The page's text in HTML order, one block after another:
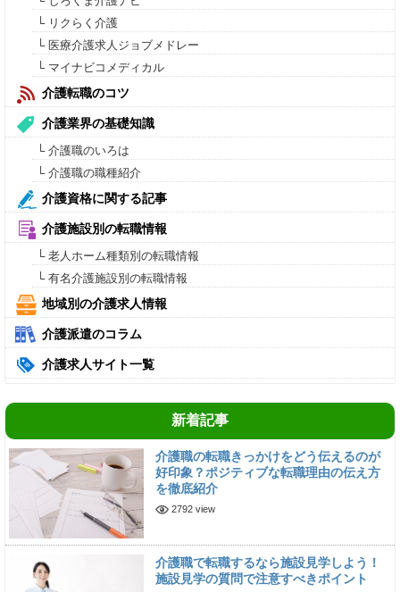
└ リクらく介護
└ 医療介護求人ジョブメドレー
└ マイナビコメディカル
介護転職のコツ
介護業界の基礎知識
└ 介護職のいろは
└ 介護職の職種紹介
介護資格に関する記事
介護施設別の転職情報
└ 老人ホーム種類別の転職情報
└ 有名介護施設別の転職情報
地域別の介護求人情報
介護派遣のコラム
介護求人サイト一覧
新着記事
介護職の転職きっかけをどう伝えるのが
好印象？ポジティブな転職理由の伝え方
を徹底紹介
2792 view
介護職で転職するなら施設見学しよう！
施設見学の質問で注意すべきポイント